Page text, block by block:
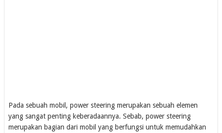
Pada sebuah mobil, power steering merupakan sebuah elemen
yang sangat penting keberadaannya. Sebab, power steering
merupakan bagian dari mobil yang berfungsi untuk memudahkan